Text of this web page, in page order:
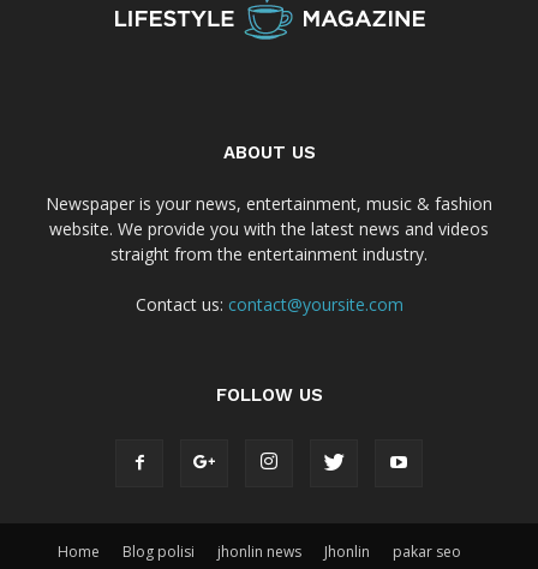
ABOUT US
Newspaper is your news, entertainment, music & fashion
website. We provide you with the latest news and videos
straight from the entertainment industry.
Contact us: contact@yoursite.com
FOLLOW US
Home Blog polisi jhonlin news Jhonlin
pakar seo